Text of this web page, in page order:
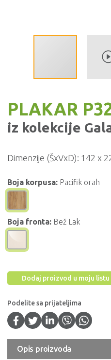
PLAKAR
iz kolekcije
Dimenzije (ŠxVxD): 142 x
Boja korpusa: Pacifik orah
Boja fronta: Bež Lak
Dodaj proizvod u moju listu
Podelite sa prijateljima
Opis proizvoda